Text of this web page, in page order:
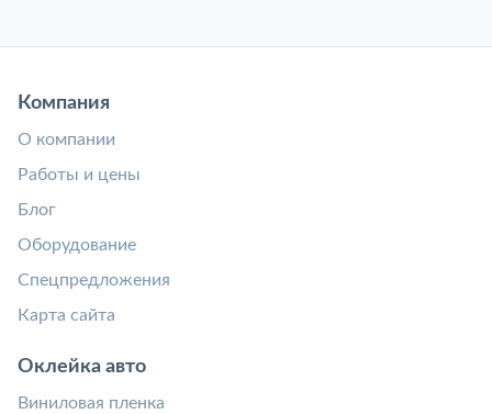
Компания
О компании
Работы и цены
Блог
Оборудование
Спецпредложения
Карта сайта
Оклейка авто
Виниловая пленка